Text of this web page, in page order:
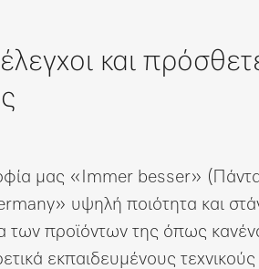
και
μας «Immer besser»
υψηλή ποιότητα και
των προϊόντων της όπως
εκπαιδευμένους